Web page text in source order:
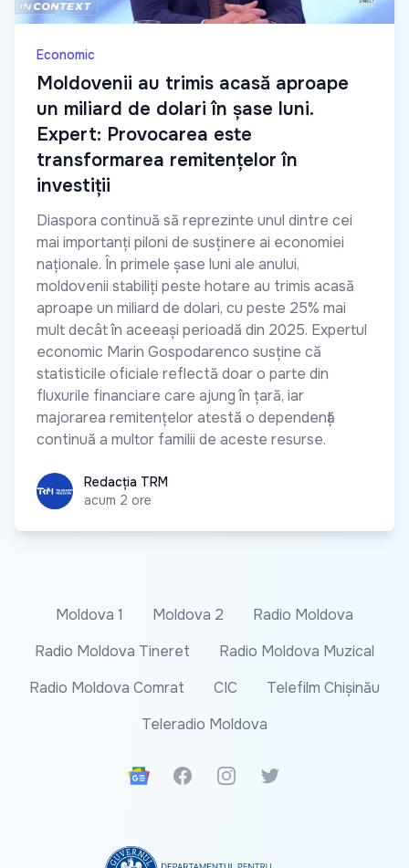
Economic
Moldovenii au trimis acasă aproape
un miliard de dolari în șase luni.
Expert: Provocarea este
transformarea remitențelor în
investiții
Diaspora continuă să reprezinte unul dintre cei
mai importanți piloni de susținere ai economiei
naționale. În primele șase luni ale anului,
moldovenii stabiliți peste hotare au trimis acasă
aproape un miliard de dolari, cu peste 25% mai
mult decât în aceeași perioadă din 2025. Expertul
economic Marin Gospodarenco susține că
statisticile oficiale reflectă doar o parte din
fluxurile financiare care ajung în țară, iar
majorarea remitențelor atestă o dependență
continuă a multor familii de aceste resurse.
Redacția TRM
Redacția TRM
acum 2 ore
Moldova 1 Moldova 2
Radio Moldova
Radio Moldova Tineret
Radio Moldova Muzical
Radio Moldova Comrat
CIC
Telefilm Chișinău
Teleradio Moldova
Google News
FacebookInstagramTwitter